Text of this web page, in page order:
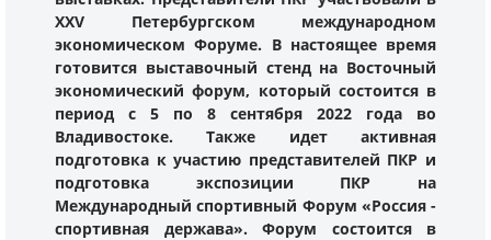
XXV Петербургском международном
экономическом Форуме. В настоящее время
готовится выставочный стенд на Восточный
экономический форум, который состоится в
период с 5 по 8 сентября 2022 года во
Владивостоке. Также идет активная
подготовка к участию представителей ПКР и
подготовка экспозиции ПКР на
Международный спортивный Форум «Россия -
спортивная держава». Форум состоится в